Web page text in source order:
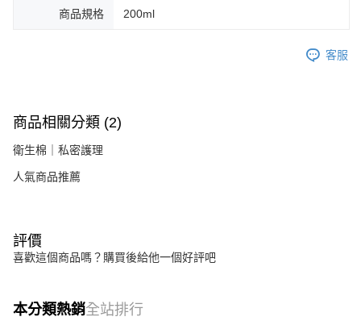
商品規格 200ml
客服
商品相關分類 (2)
衛生棉｜私密護理
人氣商品推薦
評價
喜歡這個商品嗎？購買後給他一個好評吧
本分類熱銷全站排行